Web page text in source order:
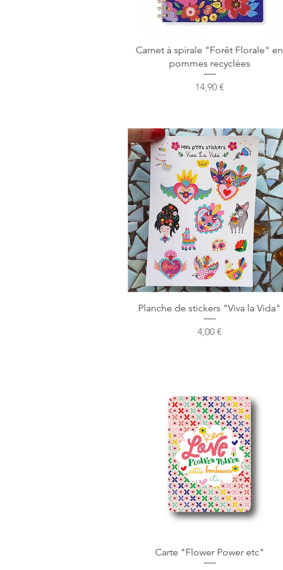
Aperçu rapide
Carnet à spirale "Forêt Florale" en
pommes recyclées
Prix
14,90 €
Aperçu rapide
Planche de stickers "Viva la Vida"
Prix
4,00 €
Aperçu rapide
Carte "Flower Power etc"